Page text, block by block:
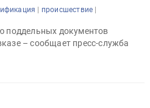
| происшествие |
поддельных документов
– сообщает пресс-служба